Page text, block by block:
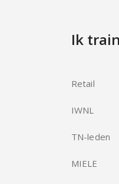
Ik
Retail
IWNL
TN-leden
MIELE